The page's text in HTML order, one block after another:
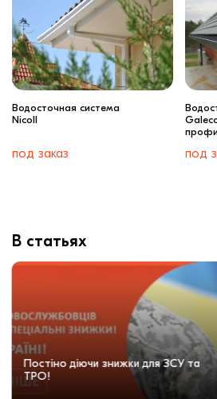
Водосточная система
Nicoll
под заказ под
В статьях
Постіно діючи знижки для ЗСУ та
ТРО!